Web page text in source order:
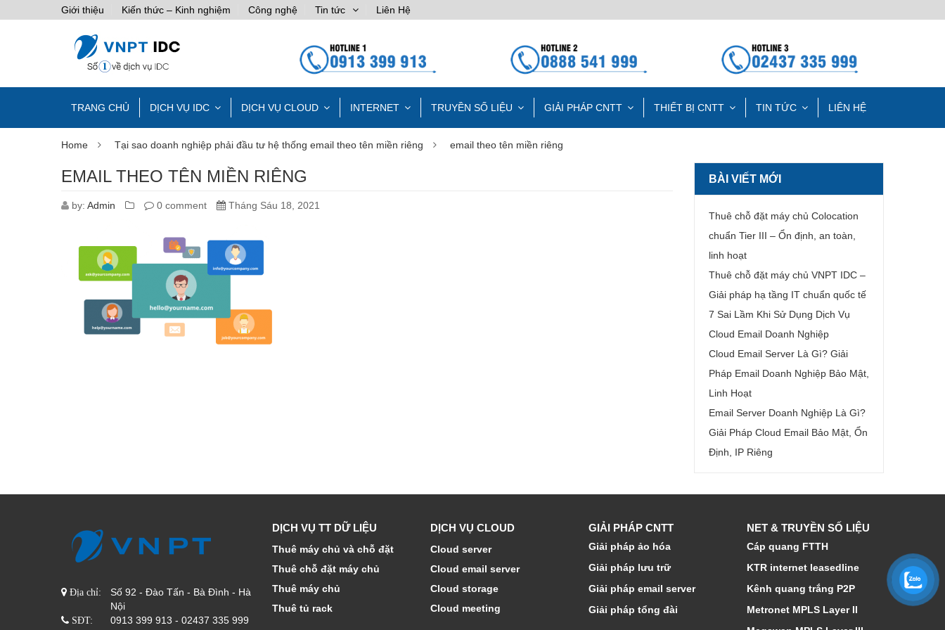
Giới thiệu Kiến thức – Kinh nghiệm Công nghệ Tin tức Liên Hệ
TRANG CHỦ DỊCH VỤ IDC DỊCH VỤ CLOUD INTERNET TRUYỀN SỐ LIỆU GIẢI PHÁP CNTT THIẾT BỊ CNTT TIN TỨC LIÊN HỆ
Home Tại sao doanh nghiệp phải đầu tư hệ thống email theo tên miền riêng email theo tên miền riêng
EMAIL THEO TÊN MIỀN RIÊNG
by: Admin 0 comment Tháng Sáu 18, 2021
BÀI VIẾT MỚI
Thuê chỗ đặt máy chủ Colocation
chuẩn Tier III – Ổn định, an toàn,
linh hoạt
Thuê chỗ đặt máy chủ VNPT IDC –
Giải pháp hạ tầng IT chuẩn quốc tế
7 Sai Lầm Khi Sử Dụng Dịch Vụ
Cloud Email Doanh Nghiệp
Cloud Email Server Là Gì? Giải
Pháp Email Doanh Nghiệp Bảo Mật,
Linh Hoạt
Email Server Doanh Nghiệp Là Gì?
Giải Pháp Cloud Email Bảo Mật, Ổn
Định, IP Riêng
Địa chỉ:
Số 92 - Đào Tấn - Bà Đình - Hà
Nội
SĐT: 0913 399 913 - 02437 335 999
DỊCH VỤ TT DỮ LIỆU
Thuê máy chủ và chỗ đặt
Thuê chỗ đặt máy chủ
Thuê máy chủ
Thuê tủ rack
DỊCH VỤ CLOUD
Cloud server
Cloud email server
Cloud storage
Cloud meeting
GIẢI PHÁP CNTT
Giải pháp ảo hóa
Giải pháp lưu trữ
Giải pháp email server
Giải pháp tổng đài
NET & TRUYỀN SỐ LIỆU
Cáp quang FTTH
KTR internet leasedline
Kênh quang trắng P2P
Metronet MPLS Layer II